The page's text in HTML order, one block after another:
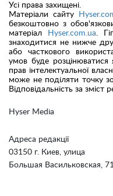
Hyser Media
Адреса редакції
03150 г. Киев, улица
Большая Васильковская, 71
Усі права захищені.
Матеріали сайту
безкоштовно з
матеріал
Hyser.com.ua .
знаходитися не нижче
або часткового
умов буде
прав інтелектуальної
може не поділяти точку
Відповідальність за зміст